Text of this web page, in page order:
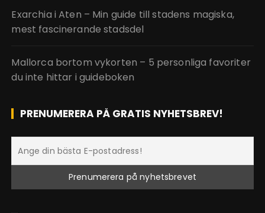
Exarchia i Aten – Min guide till stadens magiska,
mest fascinerande stadsdel
Mallorca bortom vykorten – 5 personliga favoriter
du inte hittar i guideboken
PRENUMERERA PÅ GRATIS NYHETSBREV!